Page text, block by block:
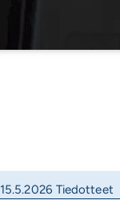
15.5.2026 Tiedotteet